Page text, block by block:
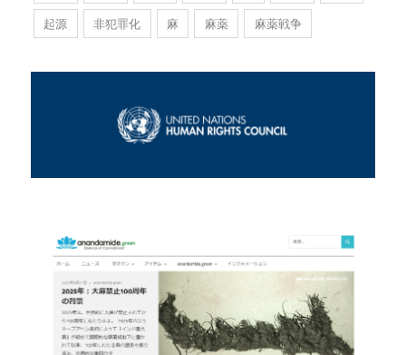
起源
非犯罪化 麻 麻薬 麻薬戦争